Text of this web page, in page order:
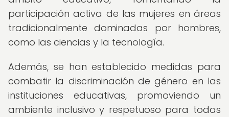
participación activa de las mujeres en áreas
tradicionalmente dominadas por hombres,
como las ciencias y la tecnología.
Además, se han establecido medidas para
combatir la discriminación de género en las
instituciones educativas, promoviendo un
ambiente inclusivo y respetuoso para todas